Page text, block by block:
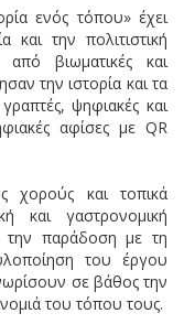
ενός τόπου» έχει
και την πολιτιστική
βιωματικές και
την ιστορία και τα
ψηφιακές και
αφίσες με QR
χορούς και τοπικά
και γαστρονομική
την παράδοση με τη
του έργου
σε βάθος την
του τόπου τους.